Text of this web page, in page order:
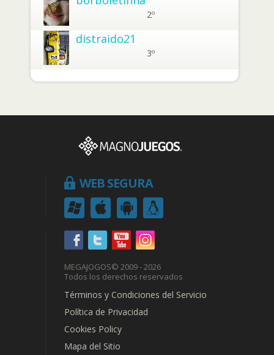
2º
distraido21
3º
WEB SEGURA
MEGAJOGOS© 2009 - 2026
Todos los derechos reservados
Términos y Condiciones del Servicio
Política de Privacidad
Cookies Policy
Mapa del Sitio